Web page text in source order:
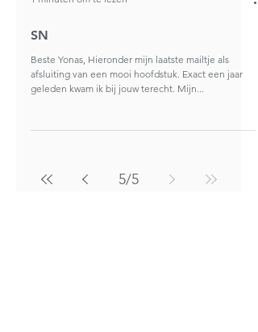
SN
Beste Yonas, Hieronder mijn laatste mailtje als
afsluiting van een mooi hoofdstuk. Exact een jaar
geleden kwam ik bij jouw terecht. Mijn...
5/5